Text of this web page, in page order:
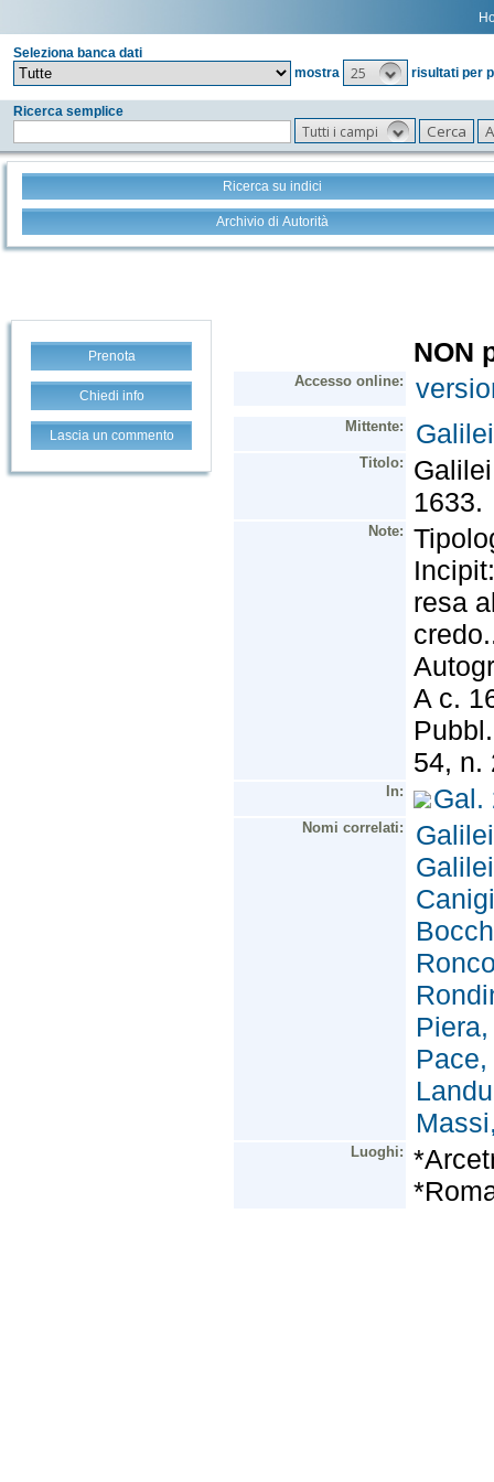
Seleziona banca dati
mostra
25 risultati per
Ricerca semplice
Tutti i campi
Ricerca su indici
Archivio di Autorità
Prenota
Chiedi info
Lascia un commento